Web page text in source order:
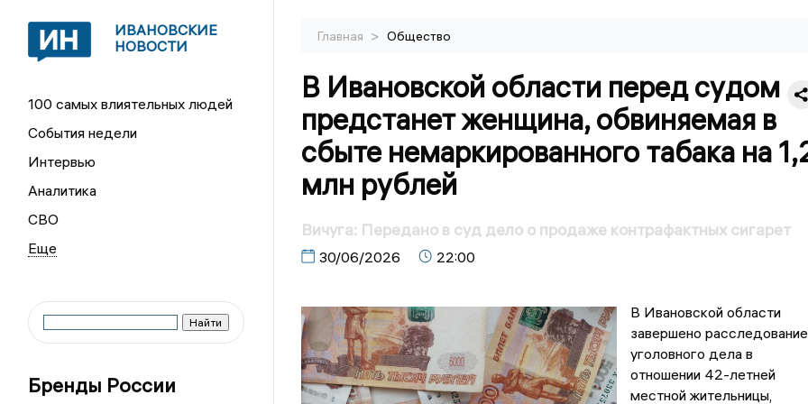
ИВАНОВСКИЕ
НОВОСТИ
100 самых влиятельных людей
События недели
Интервью
Аналитика
СВО
Бренды России
Главная > Общество
В Ивановской области перед судом
предстанет женщина, обвиняемая в
сбыте немаркированного табака на
млн рублей
Вичуга: Передано в суд дело о продаже контрафактных сигарет
30/06/2026 22:00
В Ивановской области
завершено расследование
уголовного дела в
отношении 42-летней
местной жительницы,